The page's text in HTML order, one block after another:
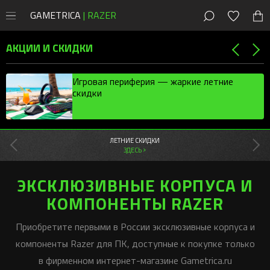
GAMETRICA | RAZER
, Россия
СКИДКИ
Магазин
Акции
Мыши
Клавиатуры
Колонки
Коврики
Геймпады
Стриминг
ПК
Viper
Naga
Basilisk
Orochi V2
Клавиатуры Razer
Blackwidow
Ornata
Joro
Pro Type
Наушники Razer
Kraken
Blackshark
Barracuda
Kraken Kitty
Колонки Razer
Leviathan
Nommo
Стриминг Razer
Moray
Seiren
Коврики Razer
Atlas
Офисный Razer
Консоли
PlayStation
Xbox
Мобильные
Наушники
Контроллеры
Аксессуары
Android-приложения
Игровая периферия
Сетапы и гайды
Бонусы
АКЦИИ И СКИДКИ
Игровая периферия — жаркие летние
скидки
ЛЕТНИЕ СКИДКИ
ЗДЕСЬ >
ЭКСКЛЮЗИВНЫЕ КОРПУСА И
КОМПОНЕНТЫ RAZER
Приобретите первыми в России эксклюзивные корпуса и
компоненты Razer для ПК, доступные к покупке только
в фирменном интернет-магазине Gametrica.ru